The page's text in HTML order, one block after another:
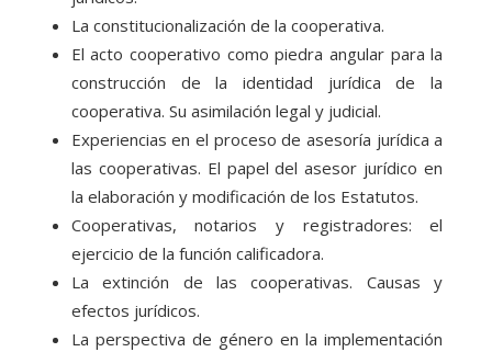
La constitucionalización de la cooperativa.
El acto cooperativo como piedra angular para la
construcción de la identidad jurídica de la
cooperativa. Su asimilación legal y judicial.
Experiencias en el proceso de asesoría jurídica a
las cooperativas. El papel del asesor jurídico en
la elaboración y modificación de los Estatutos.
Cooperativas, notarios y registradores: el
ejercicio de la función calificadora.
La extinción de las cooperativas. Causas y
efectos jurídicos.
La perspectiva de género en la implementación